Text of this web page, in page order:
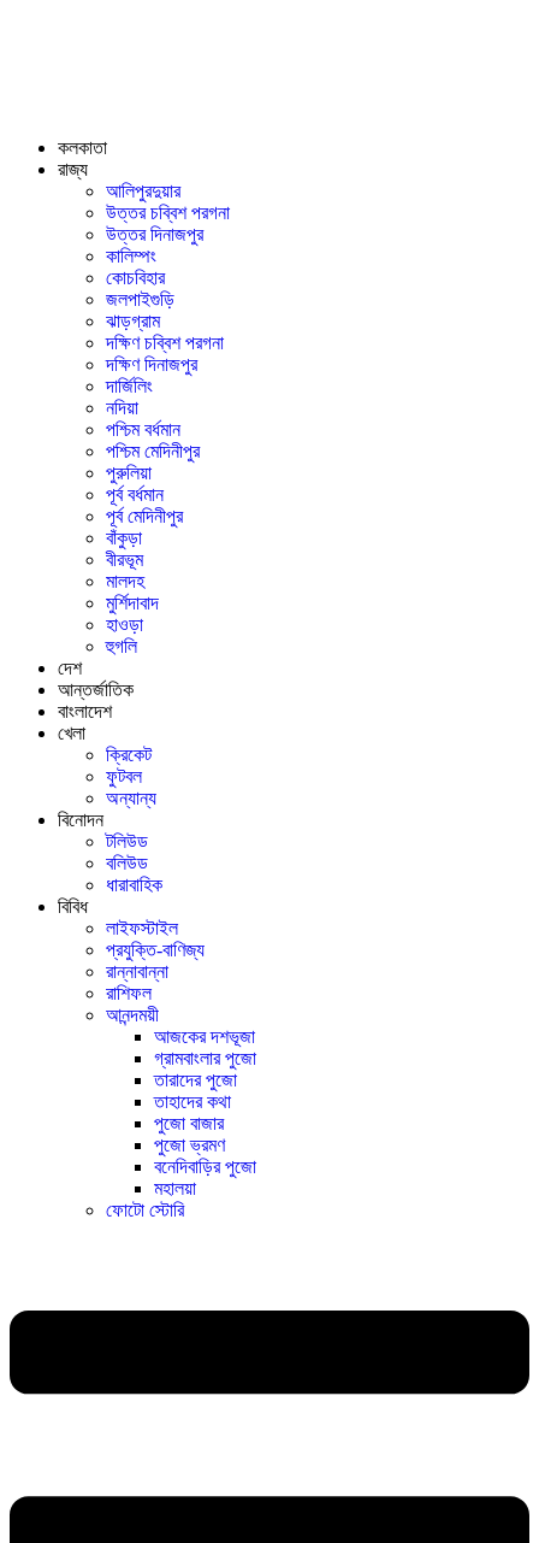
কলকাতা
রাজ্য
আলিপুরদুয়ার
উত্তর চব্বিশ পরগনা
উত্তর দিনাজপুর
কালিম্পং
কোচবিহার
জলপাইগুড়ি
ঝাড়গ্রাম
দক্ষিণ চব্বিশ পরগনা
দক্ষিণ দিনাজপুর
দার্জিলিং
নদিয়া
পশ্চিম বর্ধমান
পশ্চিম মেদিনীপুর
পুরুলিয়া
পূর্ব বর্ধমান
পূর্ব মেদিনীপুর
বাঁকুড়া
বীরভূম
মালদহ
মুর্শিদাবাদ
হাওড়া
হুগলি
দেশ
আন্তর্জাতিক
বাংলাদেশ
খেলা
ক্রিকেট
ফুটবল
অন্যান্য
বিনোদন
টলিউড
বলিউড
ধারাবাহিক
বিবিধ
লাইফস্টাইল
প্রযুক্তি-বাণিজ্য
রান্নাবান্না
রাশিফল
আনন্দময়ী
আজকের দশভূজা
গ্রামবাংলার পুজো
তারাদের পুজো
তাহাদের কথা
পুজো বাজার
পুজো ভ্রমণ
বনেদিবাড়ির পুজো
মহালয়া
ফোটো স্টোরি